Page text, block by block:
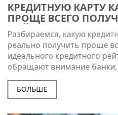
КРЕДИТНУЮ КАРТУ
ПРОЩЕ ВСЕГО
ЛАЙФХАКИ
Разбираемся, какую
реально получить проще
идеального кредитного
обращают внимание
расскажу об альтернативах
Например, расскажу, как
кредитной истории и где
БОЛЬШЕ